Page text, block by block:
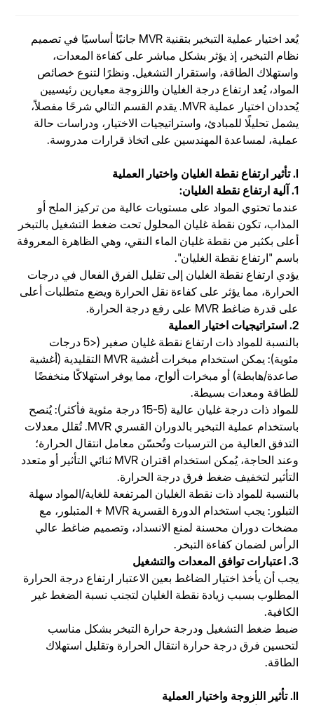
يُعد اختيار عملية التبخير بتقنية MVR جانبًا أساسيًا في تصميم
نظام التبخير، إذ يؤثر بشكل مباشر على كفاءة المعدات،
واستهلاك الطاقة، واستقرار التشغيل. ونظرًا لتنوع خصائص
المواد، يُعد ارتفاع درجة الغليان واللزوجة معيارين رئيسيين
يُحددان اختيار عملية MVR. يقدم القسم التالي شرحًا مفصلاً،
يشمل تحليلًا للمبادئ، واستراتيجيات الاختيار، ودراسات حالة
عملية، لمساعدة المهندسين على اتخاذ قرارات مدروسة.
I. تأثير ارتفاع نقطة الغليان واختيار العملية
1. آلية ارتفاع نقطة الغليان:
عندما تحتوي المواد على مستويات عالية من تركيز الملح أو
المذاب، تكون نقطة غليان المحلول تحت ضغط التشغيل بالتبخر
أعلى بكثير من نقطة غليان الماء النقي، وهي الظاهرة المعروفة
باسم "ارتفاع نقطة الغليان".
يؤدي ارتفاع نقطة الغليان إلى تقليل الفرق الفعال في درجات
الحرارة، مما يؤثر على كفاءة نقل الحرارة ويضع متطلبات أعلى
على قدرة ضاغط MVR على رفع درجة الحرارة.
2. استراتيجيات اختيار العملية
بالنسبة للمواد ذات ارتفاع نقطة غليان صغير (<5 درجات
مئوية): يمكن استخدام مبخرات أغشية MVR التقليدية (أغشية
صاعدة/هابطة) أو مبخرات ألواح، مما يوفر استهلاكًا منخفضًا
للطاقة ومعدات بسيطة.
للمواد ذات درجة غليان عالية (5-15 درجة مئوية فأكثر): يُنصح
باستخدام عملية التبخير بالدوران القسري MVR. تُقلل معدلات
التدفق العالية من الترسبات وتُحسّن معامل انتقال الحرارة؛
وعند الحاجة، يُمكن استخدام اقتران MVR ثنائي التأثير أو متعدد
التأثير لتخفيف ضغط فرق درجة الحرارة.
بالنسبة للمواد ذات نقطة الغليان المرتفعة للغاية/المواد سهلة
التبلور: يجب استخدام الدورة القسرية MVR + المتبلور، مع
مضخات دوران محسنة لمنع الانسداد، وتصميم ضاغط عالي
الرأس لضمان كفاءة التبخر.
3. اعتبارات توافق المعدات والتشغيل
يجب أن يأخذ اختيار الضاغط بعين الاعتبار ارتفاع درجة الحرارة
المطلوب بسبب زيادة نقطة الغليان لتجنب نسبة الضغط غير
الكافية.
ضبط ضغط التشغيل ودرجة حرارة التبخر بشكل مناسب
لتحسين فرق درجة حرارة انتقال الحرارة وتقليل استهلاك
الطاقة.
II. تأثير اللزوجة واختيار العملية